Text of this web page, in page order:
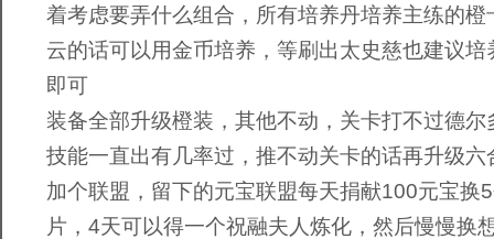
着考虑要弄什么组合，所有培养丹培养主练的橙
云的话可以用金币培养，等刷出太史慈也建议
即可
装备全部升级橙装，其他不动，关卡打不过德
技能一直出有几率过，推不动关卡的话再升级六
加个联盟，留下的元宝联盟每天捐献100元宝换
片，4天可以得一个祝融夫人炼化，然后慢慢换